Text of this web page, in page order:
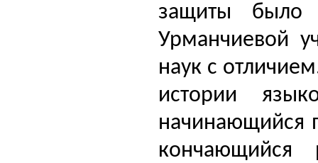
защиты было
Урманчиевой
наук с
истории
начинающийся
кончающийся